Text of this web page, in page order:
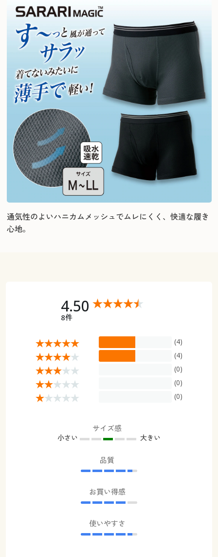
通気性のよいハニカムメッシュでムレにくく、快適な履き
心地。
4.50
8件
(4)
(4)
(0)
(0)
(0)
サイズ感
小さい 大きい
品質
お買い得感
使いやすさ